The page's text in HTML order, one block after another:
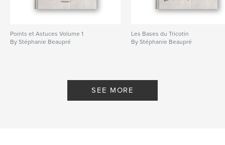
Points et Astuces Volume 1
By Stéphanie Beaupré
Les Bases du Tricotin
By Stéphanie Beaupré
SEE MORE